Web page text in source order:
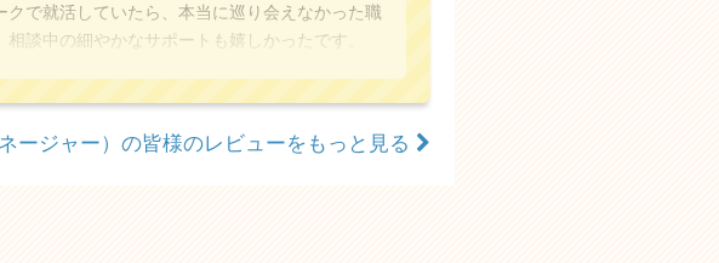
で就活していたら、本当に巡り会えなかった職
談中の細やかなサポートも嬉しかったです。
ージャー）の皆様のレビューをもっと見る